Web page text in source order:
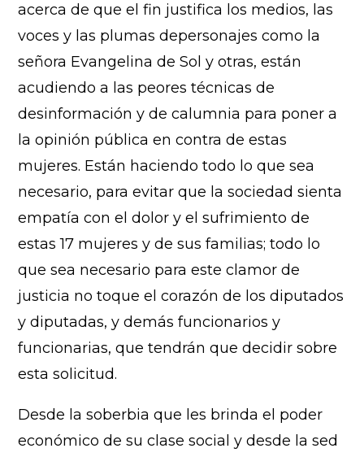
acerca de que el fin justifica los medios, las
voces y las plumas depersonajes como la
señora Evangelina de Sol y otras, están
acudiendo a las peores técnicas de
desinformación y de calumnia para poner a
la opinión pública en contra de estas
mujeres. Están haciendo todo lo que sea
necesario, para evitar que la sociedad sienta
empatía con el dolor y el sufrimiento de
estas 17 mujeres y de sus familias; todo lo
que sea necesario para este clamor de
justicia no toque el corazón de los diputados
y diputadas, y demás funcionarios y
funcionarias, que tendrán que decidir sobre
esta solicitud.
Desde la soberbia que les brinda el poder
económico de su clase social y desde la sed